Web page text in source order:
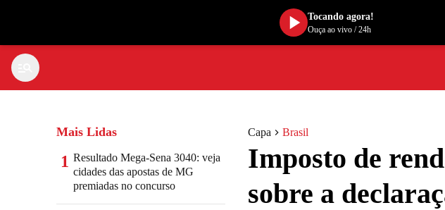
Capa Brasil
Imposto de
sobre a
Mais Lidas
1 Resultado Mega-Sena 3040: veja
cidades das apostas de MG
premiadas no concurso
Tocando agora!
Ouça ao vivo/24h